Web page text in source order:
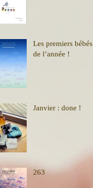
Les premiers bébés
de l’année !
Janvier : done !
263